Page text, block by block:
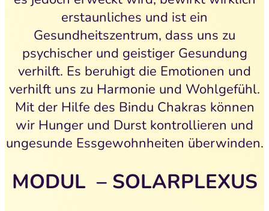
erstaunliches und ist ein
Gesundheitszentrum, dass uns zu
psychischer und geistiger Gesundung
verhilft. Es beruhigt die Emotionen und
verhilft uns zu Harmonie und Wohlgefühl.
Mit der Hilfe des Bindu Chakras können
wir Hunger und Durst kontrollieren und
ungesunde Essgewohnheiten überwinden.
MODUL – SOLARPLEXUS